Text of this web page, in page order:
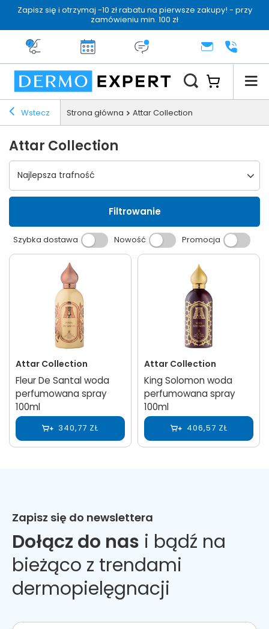
Zapisz się i otrzymaj -10 zł rabatu na pierwsze zakupy! - przy
zamówieniu min. 100 zł
Darmowa dostawa od 199 zł
14 dni na zwrotDermo konsultacjaKONTAKT+48 222
Wstecz Strona główna Attar Collection
Attar Collection
Wybierz sortowanie
Najlepsza trafność
Filtrowanie
Szybka dostawa Nowość Promocja
Attar Collection
Fleur De Santal woda
perfumowana spray
100ml
340,77 ZŁ
Attar Collection
King Solomon woda
perfumowana spray
100ml
406,57 ZŁ
Zapisz się do newslettera
Dołącz do nas i bądź na
bieżąco z trendami
dermopielęgnacji